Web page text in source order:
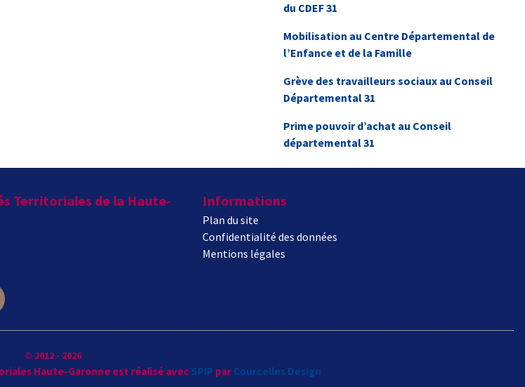
du CDEF 31
Mobilisation au Centre Départemental de
l’Enfance et de la Famille
Grève des travailleurs sociaux au Conseil
Départemental 31
Prime pouvoir d’achat au Conseil
départemental 31
Territoriales de la Haute-
Informations
Plan du site
Confidentialité des données
Mentions légales
© 2012 - 2026
Haute-Garonne est réalisé avec SPIP par Courcelles Design